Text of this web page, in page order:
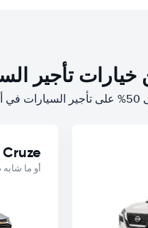
تأجير
أو ما شابه